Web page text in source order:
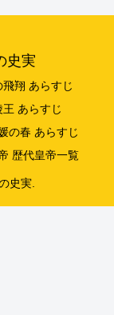
史実
飛翔 あらすじ
王 あらすじ
の春 あらすじ
歴代皇帝一覧
史実.